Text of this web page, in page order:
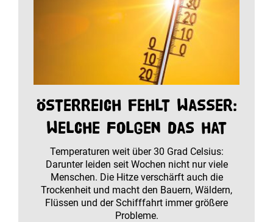
Österreich fehlt Wasser:
Welche Folgen das hat
Temperaturen weit über 30 Grad Celsius:
Darunter leiden seit Wochen nicht nur viele
Menschen. Die Hitze verschärft auch die
Trockenheit und macht den Bauern, Wäldern,
Flüssen und der Schifffahrt immer größere
Probleme.